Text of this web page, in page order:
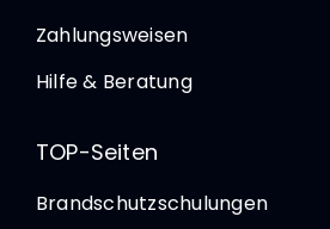
Zahlungsweisen
Hilfe & Beratung
TOP-Seiten
Brandschutzschulungen